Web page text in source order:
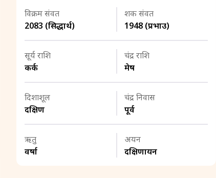
विक्रम संवत
2083 (सिद्धार्थ)
शक संवत
1948 (प्रभाउ)
सूर्य राशि
कर्क
चंद्र राशि
मेष
दिशाशूल
दक्षिण
चंद्र निवास
पूर्व
ऋतु
वर्षा
अयन
दक्षिणायन